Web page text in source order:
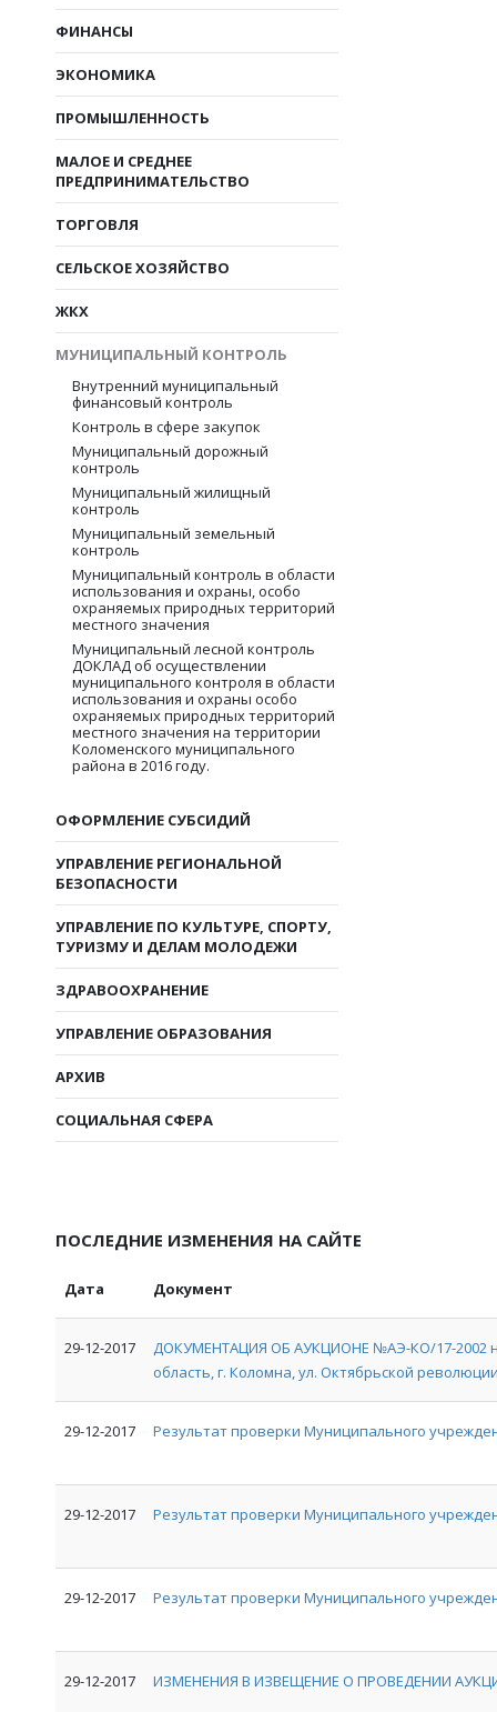
ФИНАНСЫ
ЭКОНОМИКА
ПРОМЫШЛЕННОСТЬ
МАЛОЕ И СРЕДНЕЕ
ПРЕДПРИНИМАТЕЛЬСТВО
ТОРГОВЛЯ
СЕЛЬСКОЕ ХОЗЯЙСТВО
ЖКХ
МУНИЦИПАЛЬНЫЙ КОНТРОЛЬ
Внутренний муниципальный
финансовый контроль
Контроль в сфере закупок
Муниципальный дорожный
контроль
Муниципальный жилищный
контроль
Муниципальный земельный
контроль
Муниципальный контроль в области
использования и охраны, особо
охраняемых природных территорий
местного значения
Муниципальный лесной контроль
ДОКЛАД об осуществлении
муниципального контроля в области
использования и охраны особо
охраняемых природных территорий
местного значения на территории
Коломенского муниципального
района в 2016 году.
ОФОРМЛЕНИЕ СУБСИДИЙ
УПРАВЛЕНИЕ РЕГИОНАЛЬНОЙ
БЕЗОПАСНОСТИ
УПРАВЛЕНИЕ ПО КУЛЬТУРЕ, СПОРТУ,
ТУРИЗМУ И ДЕЛАМ МОЛОДЕЖИ
ЗДРАВООХРАНЕНИЕ
УПРАВЛЕНИЕ ОБРАЗОВАНИЯ
АРХИВ
СОЦИАЛЬНАЯ СФЕРА
ПОСЛЕДНИЕ ИЗМЕНЕНИЯ НА САЙТЕ
Дата Документ
29-12-2017
ДОКУМЕНТАЦИЯ ОБ АУКЦИОНЕ №АЭ-КО/17-2002
область, г. Коломна, ул. Октябрьской
29-12-2017 Результат проверки Муниципального
29-12-2017 Результат проверки Муниципального
29-12-2017 Результат проверки Муниципального
29-12-2017 ИЗМЕНЕНИЯ В ИЗВЕЩЕНИЕ О ПРОВЕДЕНИИ